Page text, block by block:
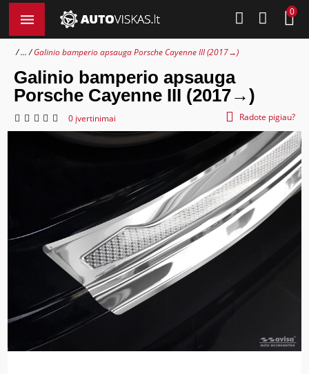
0
... Galinio bamperio apsauga Porsche Cayenne III (2017→)
Galinio bamperio apsauga
Porsche Cayenne III (2017→)
0 įvertinimai Radote pigiau?